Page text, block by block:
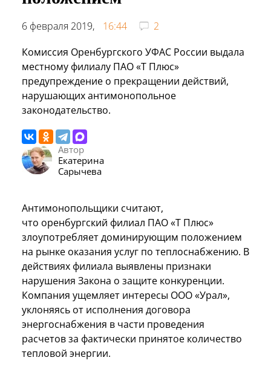
6 февраля 2019, 16:44
2
Комиссия Оренбургского УФАС России выдала
местному филиалу ПАО «Т Плюс»
предупреждение о прекращении действий,
нарушающих антимонопольное
законодательство.
Автор
Екатерина
Сарычева
Антимонопольщики считают,
что оренбургский филиал ПАО «Т Плюс»
злоупотребляет доминирующим положением
на рынке оказания услуг по теплоснабжению. В
действиях филиала выявлены признаки
нарушения Закона о защите конкуренции.
Компания ущемляет интересы ООО «Урал»,
уклоняясь от исполнения договора
энергоснабжения в части проведения
расчетов за фактически принятое количество
тепловой энергии.